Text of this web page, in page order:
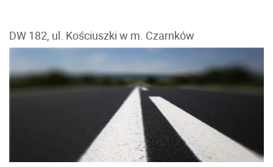
DW 182, ul. Kościuszki w m. Czarnków